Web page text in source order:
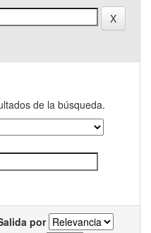
de la búsqueda.
por